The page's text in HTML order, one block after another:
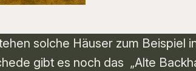
solche Häuser zum Beispiel
gibt es noch das „Alte